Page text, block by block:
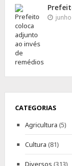
CATEGORIAS
Agricultura (5)
Cultura (81)
Diversos (313)